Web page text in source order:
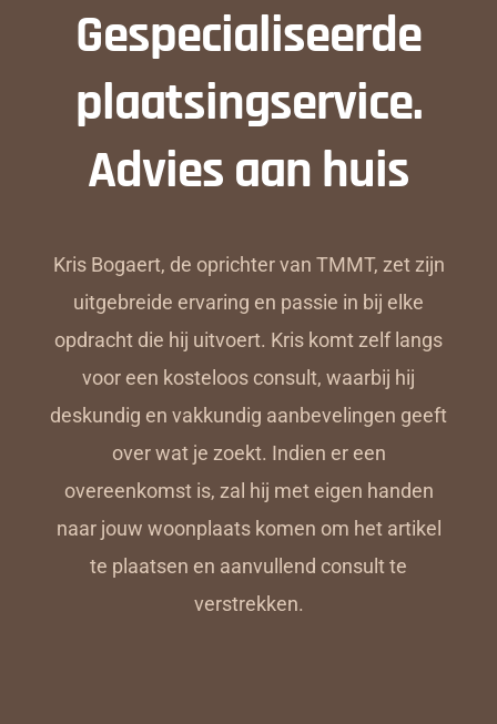
Gespecialiseerde
plaatsingservice.
Advies aan huis
Kris Bogaert, de oprichter van TMMT, zet zijn
uitgebreide ervaring en passie in bij elke
opdracht die hij uitvoert. Kris komt zelf langs
voor een kosteloos consult, waarbij hij
deskundig en vakkundig aanbevelingen geeft
over wat je zoekt. Indien er een
overeenkomst is, zal hij met eigen handen
naar jouw woonplaats komen om het artikel
te plaatsen en aanvullend consult te
verstrekken.